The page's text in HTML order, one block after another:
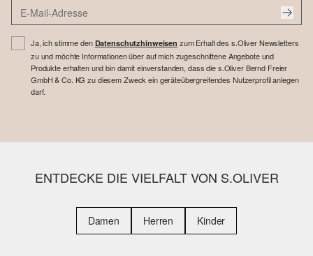
Ja, ich stimme den Datenschutzhinweisen zum Erhalt des s.Oliver Newsletters
zu und möchte Informationen über auf mich zugeschnittene Angebote und
Produkte erhalten und bin damit einverstanden, dass die s.Oliver Bernd Freier
GmbH & Co. KG zu diesem Zweck ein geräteübergreifendes Nutzerprofil anlegen
darf.
ENTDECKE DIE VIELFALT VON S.OLIVER
Damen Herren Kinder